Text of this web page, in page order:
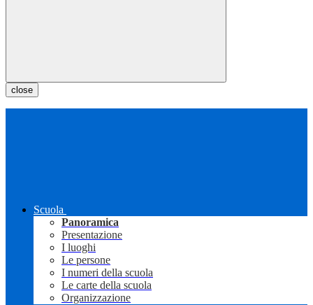
close
Scuola
Panoramica
Presentazione
I luoghi
Le persone
I numeri della scuola
Le carte della scuola
Organizzazione